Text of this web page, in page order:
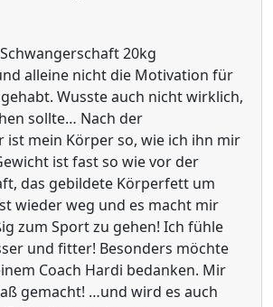
20kg
alleine nicht die Motivation für
Wusste auch nicht wirklich,
sollte… Nach der
ist mein Körper so, wie ich ihn mir
ist fast so wie vor der
das gebildete Körperfett um
wieder weg und es macht mir
zum Sport zu gehen! Ich fühle
und fitter! Besonders möchte
Coach Hardi bedanken. Mir
gemacht! …und wird es auch